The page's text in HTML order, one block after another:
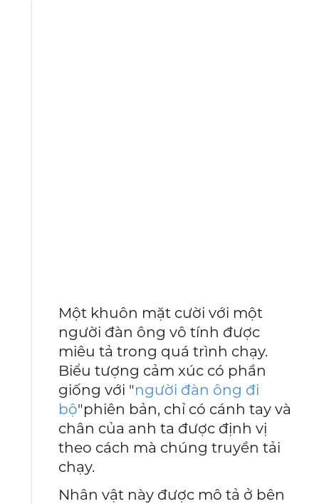
Một khuôn mặt cười với một
người đàn ông vô tính được
miêu tả trong quá trình chạy.
Biểu tượng cảm xúc có phần
giống với "người đàn ông đi
bộ"phiên bản, chỉ có cánh tay và
chân của anh ta được định vị
theo cách mà chúng truyền tải
chạy.
Nhân vật này được mô tả ở bên